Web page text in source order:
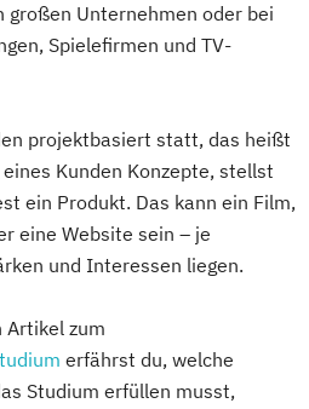
großen Unternehmen oder bei
Spielefirmen und TV-
projektbasiert statt, das heißt
Kunden Konzepte, stellst
ein Produkt. Das kann ein Film,
eine Website sein – je
und Interessen liegen.
Artikel zum
erfährst du, welche
Studium erfüllen musst,